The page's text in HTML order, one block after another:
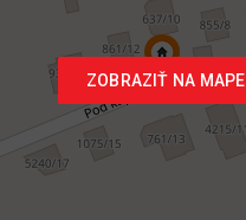
ZOBRAZIŤ NA MAPE